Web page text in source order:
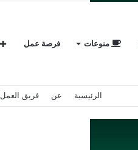
منوعات فرصة عمل
الرئيسية عن فريق العمل